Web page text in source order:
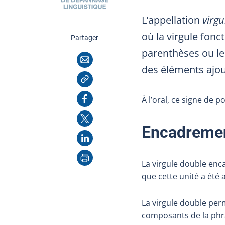
Partagercette page
Courriel
Copier l'adresse
Facebook
X
LinkedIn
Imprimer
L’appellation
où la virgule
parenthèses ou
des éléments
À l’oral, ce signe de
La virgule double
que cette unité a été
La virgule double
composants de la